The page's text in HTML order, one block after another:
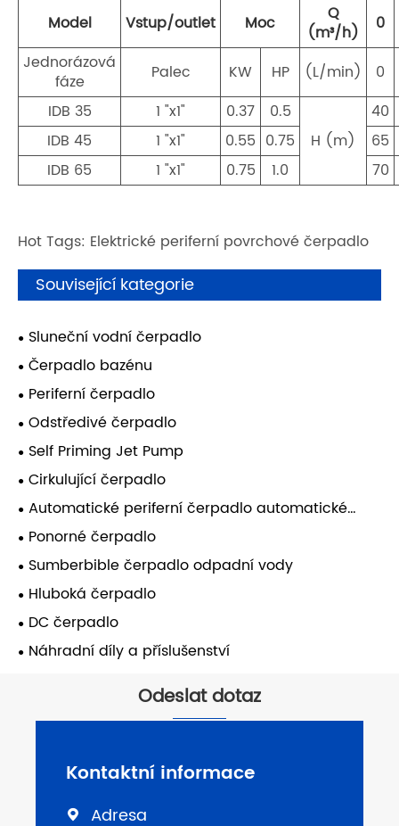
Model Vstup/outlet Moc
Q
(m³/h)
0
Jednorázová
fáze
Palec KW HP (L/min)
0
IDB 35
1 "x1" 0.37
0.5
H (m)
40
IDB 45
1 "x1" 0.55 0.75
65
IDB 65
1 "x1" 0.75 1.0 70
Hot Tags: Elektrické periferní povrchové čerpadlo
Související kategorie
Sluneční vodní čerpadlo
Čerpadlo bazénu
Periferní čerpadlo
Odstředivé čerpadlo
Self Priming Jet Pump
Cirkulující čerpadlo
Automatické periferní čerpadlo automatické
samoobsluhy
Ponorné čerpadlo
Sumberbible čerpadlo odpadní vody
Hluboká čerpadlo
DC čerpadlo
Náhradní díly a příslušenství
Odeslat dotaz
Kontaktní informace
 Adresa